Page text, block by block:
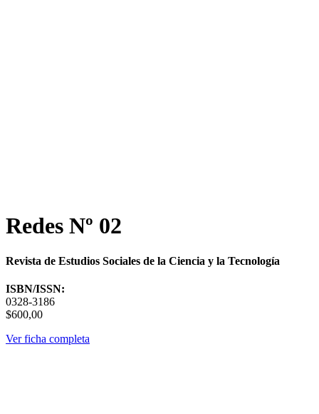
Redes Nº 02
Revista de Estudios Sociales de la Ciencia y la Tecnología
ISBN/ISSN:
0328-3186
$600,00
Ver ficha completa